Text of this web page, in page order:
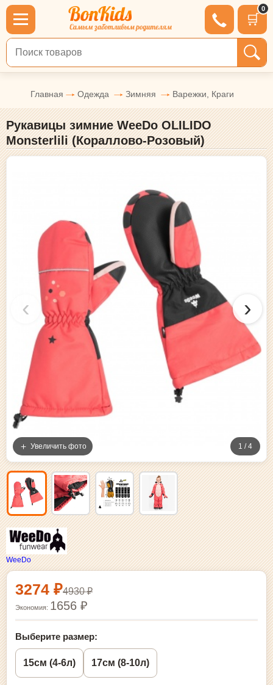
🛒
0
Поиск по товарам
Главная Одежда Зимняя Варежки, Краги
Рукавицы зимние WeeDo OLILIDO
Monsterlili (Кораллово-Розовый)
‹ ›
1 / 4
Увеличить фото
WeeDo
Выбор размера и покупка
4930 ₽
3274 ₽
Экономия: 1656 ₽
Выберите размер:
15см (4-6л) 17см (8-10л)